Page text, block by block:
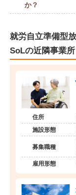
か？
就労自立準備型
SoLの近隣事業所
住所
施設形態
募集職種
雇用形態